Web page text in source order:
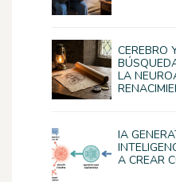
CEREBRO
LA
IA
A CREAR